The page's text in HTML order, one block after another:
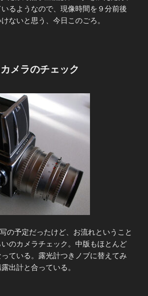
るようなので、現像時間を９分前後
ないと思う、今日このごろ。
メラのチェック
の予定だったけど、お流れということ
のカメラチェック。中版もほとんど
ている。露光計つきノブに替えてみ
出計と合っている。